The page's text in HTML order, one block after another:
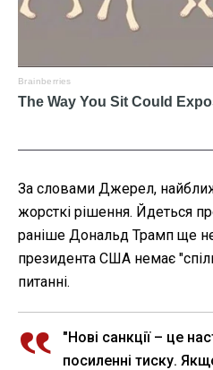
За словами Джерел,
жорсткі рішення. Йдеться
раніше Дональд Трамп ще
президента США немає
питанні.
"Нові санкції – це
посиленні тиску.